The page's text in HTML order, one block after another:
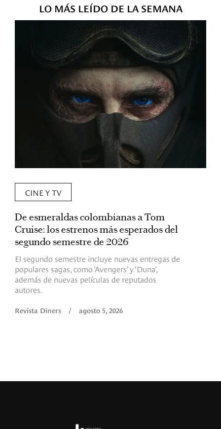
LO MÁS LEÍDO DE LA SEMANA
CINE Y TV
De esmeraldas colombianas a Tom
Cruise: los estrenos más esperados del
segundo semestre de 2026
El segundo semestre incluye nuevas entregas de
populares sagas, como ‘Avengers’ y ‘Duna’,
además de nuevas películas de reputados
autores.
Revista Diners / agosto 5, 2026